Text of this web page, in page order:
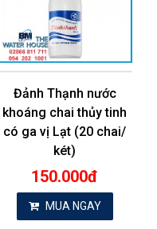
Đảnh Thạnh nước
khoáng chai thủy tinh
có ga vị Lạt (20 chai/
két)
150.000đ
MUA NGAY